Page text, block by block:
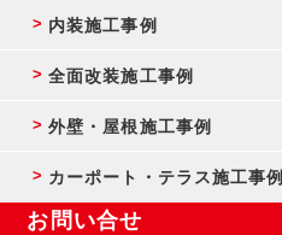
内装施工事例
全面改装施工事例
外壁・屋根施工事例
カーポート・テラス施工事例
お問い合せ